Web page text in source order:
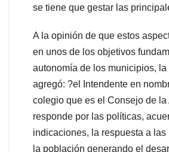
se tiene que gestar las
A la opinión de que estos
en unos de los objetivos
autonomía de los municipios, la
agregó: ?el Intendente en
colegio que es el Consejo de la
responde por las políticas,
indicaciones, la respuesta a
la población generando el